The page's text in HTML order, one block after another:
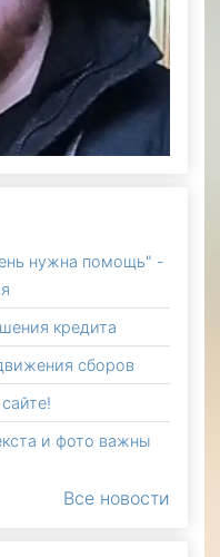
нужна помощь" -
кредита
сборов
и фото важны
Все новости